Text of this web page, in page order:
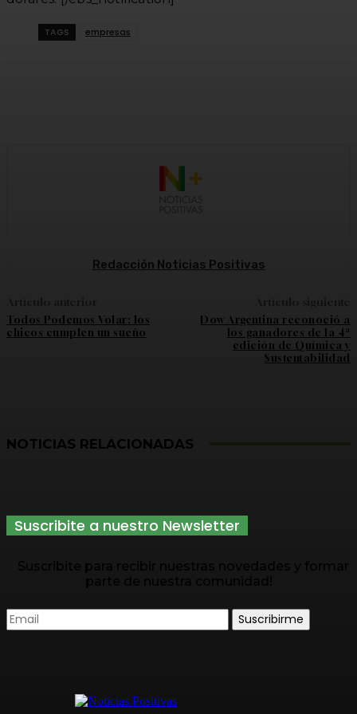
TAGS empresas
Redacción Noticias Positivas
Todos Podemos Volar: los
chicos cumplen un sueño
Dow Argentina reconoció a
los ganadores de la 4ª
edición de Química y
Sustentabilidad
NOTICIAS RELACIONADAS
Suscribite a nuestro Newsletter